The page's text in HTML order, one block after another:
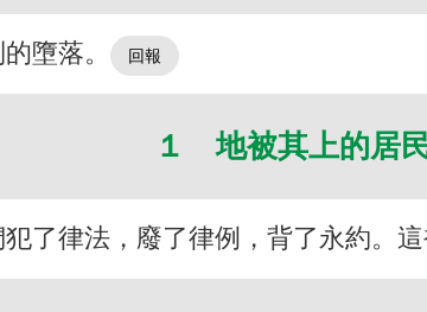
墮落。
１ 地被其上的居
了律法，廢了律例，背了永約。